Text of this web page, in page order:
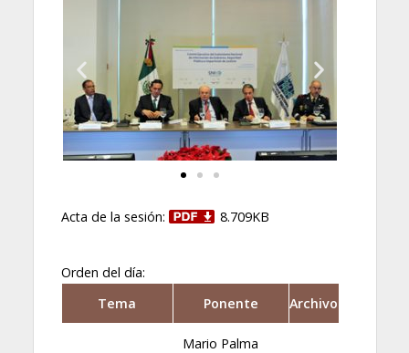
Acta de la sesión: 8.709KB
Orden del día:
Tema
Ponente Archivo
Mario Palma